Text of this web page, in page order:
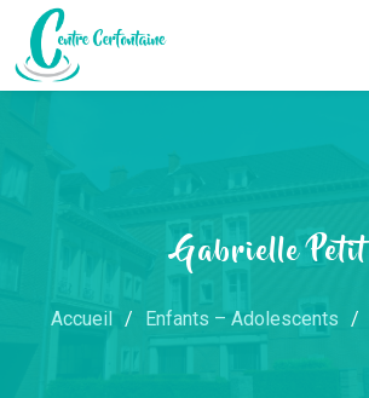
Gabrielle Petit
Accueil Enfants – Adolescents